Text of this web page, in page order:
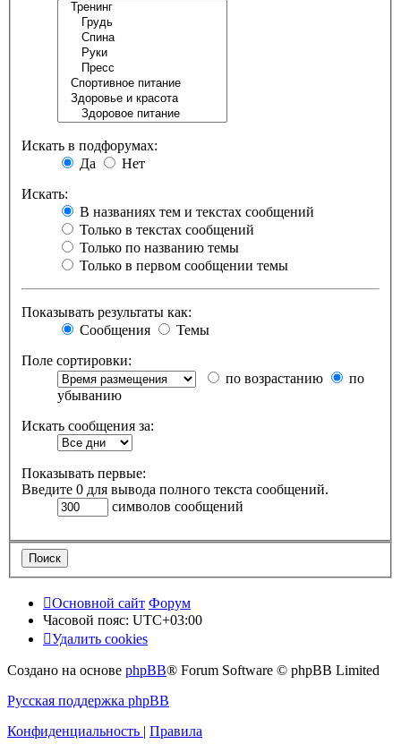
Искать в подфорумах:
Да
Нет
Искать:
В названиях тем и текстах сообщений
Только в текстах сообщений
Только по названию темы
Только в первом сообщении темы
Показывать результаты как:
Сообщения
Темы
Поле сортировки:
по возрастанию
по
убыванию
Искать сообщения за:
Показывать первые:
Введите 0 для вывода полного текста сообщений.
символов сообщений
Основной сайт Форум
Часовой пояс: UTC+03:00
Удалить cookies
Создано на основе phpBB® Forum Software © phpBB Limited
Русская поддержка phpBB
Конфиденциальность | Правила